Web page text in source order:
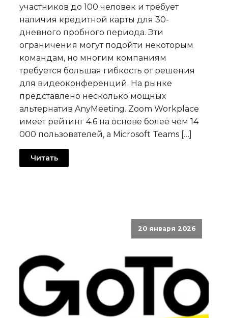
участников до 100 человек и требует
наличия кредитной карты для 30-
дневного пробного периода. Эти
ограничения могут подойти некоторым
командам, но многим компаниям
требуется большая гибкость от решения
для видеоконференций. На рынке
представлено несколько мощных
альтернатив AnyMeeting. Zoom Workplace
имеет рейтинг 4.6 на основе более чем 14
000 пользователей, а Microsoft Teams […]
Читать
20 января 2026